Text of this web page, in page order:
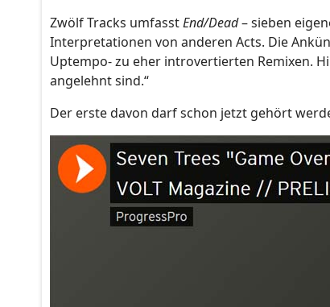
Zwölf Tracks umfasstEnd/Dead– sieben
Interpretationen von anderen Acts. Die
Uptempo- zu eher introvertierten Remixen.
angelehnt sind.“
Der erste davon darf schon jetzt gehört